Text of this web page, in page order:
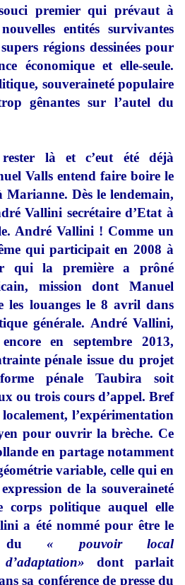
premier qui prévaut à
entités survivantes
régions dessinées pour
économique et elle-seule.
souveraineté populaire
gênantes sur l’autel du
là et c’eut été déjà
Valls entend faire boire le
Marianne. Dès le lendemain,
Vallini secrétaire d’Etat à
André Vallini ! Comme un
qui participait en 2008 à
qui la première a prôné
mission dont Manuel
les louanges le 8 avril dans
générale. André Vallini,
en septembre 2013,
pénale issue du projet
pénale Taubira soit
ou trois cours d’appel. Bref
l’expérimentation
pour ouvrir la brèche. Ce
en partage notamment
variable, celle qui en
de la souveraineté
corps politique auquel elle
a été nommé pour être le
du« pouvoir local
dont parlait
sa conférence de presse du